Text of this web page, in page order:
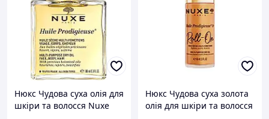
Нюкс Чудова суха олія для
шкіри та волосся Nuxe
Нюкс Чудова суха золота
олія для шкіри та волосся